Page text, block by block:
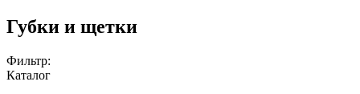
Губки и щетки
Фильтр:
Каталог